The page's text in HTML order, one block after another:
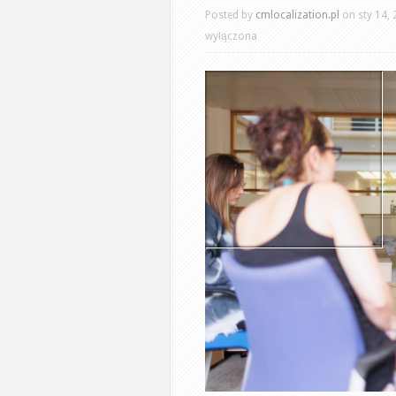
Posted by cmlocalization.pl on sty 14,
wyłączona